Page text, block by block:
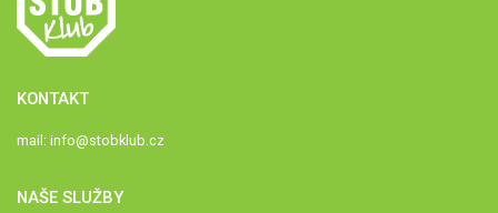
KONTAKT
mail: info@stobklub.cz
NAŠE SLUŽBY